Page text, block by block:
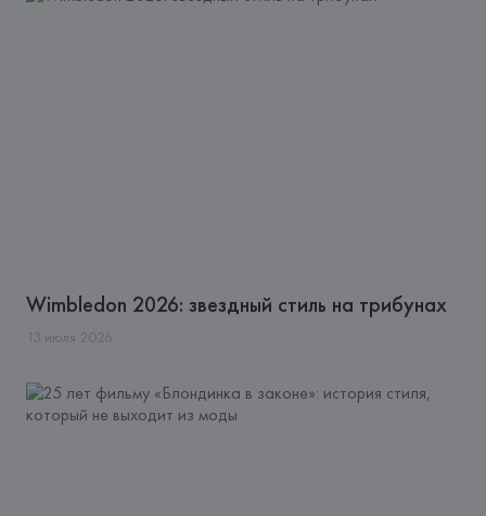
Wimbledon 2026: звездный стиль на трибунах
13 июля 2026